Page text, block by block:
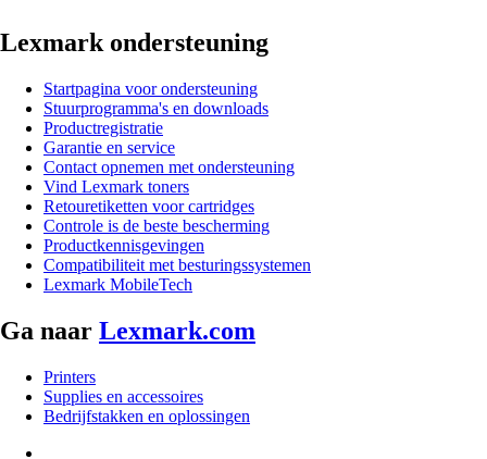
Lexmark ondersteuning
Startpagina voor ondersteuning
Stuurprogramma's en downloads
Productregistratie
Garantie en service
Contact opnemen met ondersteuning
Vind Lexmark toners
Retouretiketten voor cartridges
Controle is de beste bescherming
Productkennisgevingen
Compatibiliteit met besturingssystemen
Lexmark MobileTech
Ga naar Lexmark.com
Printers
Supplies en accessoires
Bedrijfstakken en oplossingen